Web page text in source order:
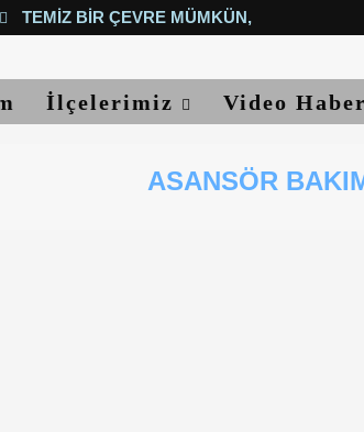
TEMIZ BIR ÇEVRE MÜMKÜN, YETER...
İlçelerimiz Video
ASANSÖR